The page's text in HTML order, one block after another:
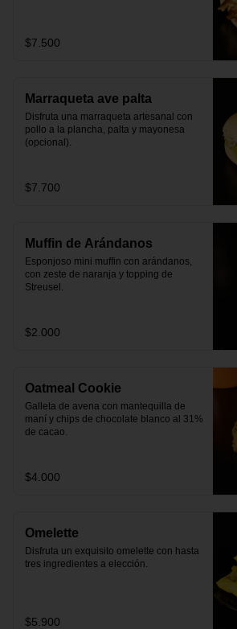
$7.500
Marraqueta ave palta
Disfruta una marraqueta artesanal con
pollo a la plancha, palta y mayonesa
(opcional).
$7.700
Muffin de Arándanos
Esponjoso mini muffin con arándanos,
con zeste de naranja y topping de
Streusel.
$2.000
Oatmeal Cookie
Galleta de avena con mantequilla de
maní y chips de chocolate blanco al 31%
de cacao.
$4.000
Omelette
Disfruta un exquisito omelette con hasta
tres ingredientes a elección.
$5.900